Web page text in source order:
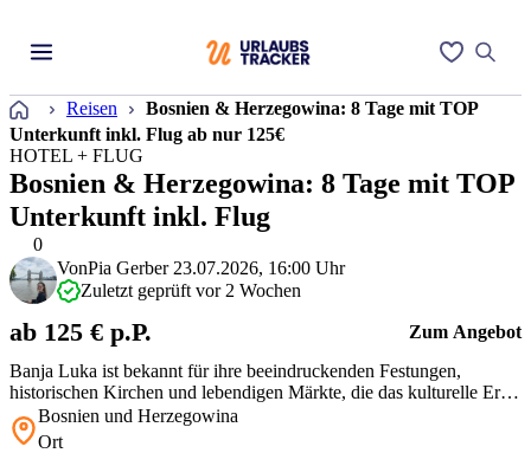
Startseite
Reisen
Bosnien & Herzegowina: 8 Tage mit TOP
Unterkunft inkl. Flug ab nur 125€
0
HOTEL + FLUG
Bosnien & Herzegowina: 8 Tage mit TOP
Unterkunft inkl. Flug
Banja Luka ist bekannt für ihre beeindruckenden Festungen,
historischen Kirchen und lebendigen Märkte, die das kulturelle Erbe
der Region widerspiegeln. Naturfreunde können die umliegenden
Wälder und Flüsse erkunden, die zahlreiche Outdoor-Aktivitäten
VonPia Gerber 23.07.2026, 16:00 Uhr
Zuletzt geprüft vor 2 Wochen
ab 125 € p.P. Zum Angebot
Bosnien und Herzegowina
Ort